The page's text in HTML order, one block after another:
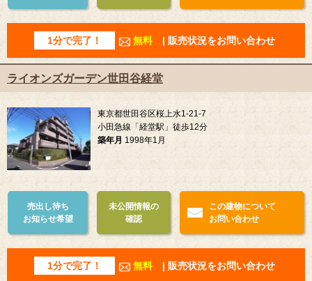
1分で完了！ 無料 | 販売状況をお問い合わせ
ライオンズガーデン世田谷経堂
東京都世田谷区桜上水1-21-7
小田急線「経堂駅」徒歩12分
築年月 1998年1月
売出し待ち
お知らせ希望
未公開情報の
確認
この建物について
お問い合わせ
1分で完了！ 無料 | 販売状況をお問い合わせ